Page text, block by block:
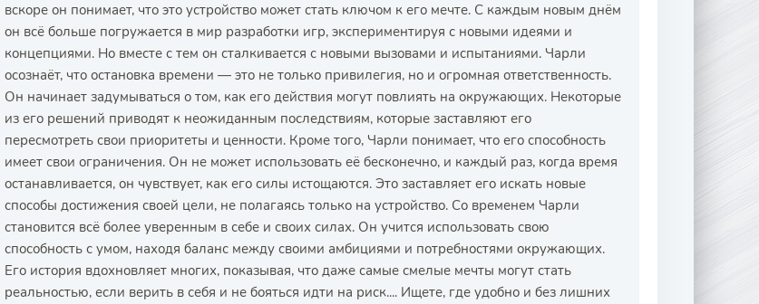
вскоре он понимает, что это устройство может стать ключом к его мечте. С каждым новым днём
он всё больше погружается в мир разработки игр, экспериментируя с новыми идеями и
концепциями. Но вместе с тем он сталкивается с новыми вызовами и испытаниями. Чарли
осознаёт, что остановка времени — это не только привилегия, но и огромная ответственность.
Он начинает задумываться о том, как его действия могут повлиять на окружающих. Некоторые
из его решений приводят к неожиданным последствиям, которые заставляют его
пересмотреть свои приоритеты и ценности. Кроме того, Чарли понимает, что его способность
имеет свои ограничения. Он не может использовать её бесконечно, и каждый раз, когда время
останавливается, он чувствует, как его силы истощаются. Это заставляет его искать новые
способы достижения своей цели, не полагаясь только на устройство. Со временем Чарли
становится всё более уверенным в себе и своих силах. Он учится использовать свою
способность с умом, находя баланс между своими амбициями и потребностями окружающих.
Его история вдохновляет многих, показывая, что даже самые смелые мечты могут стать
реальностью, если верить в себя и не бояться идти на риск.... Ищете, где удобно и без лишних